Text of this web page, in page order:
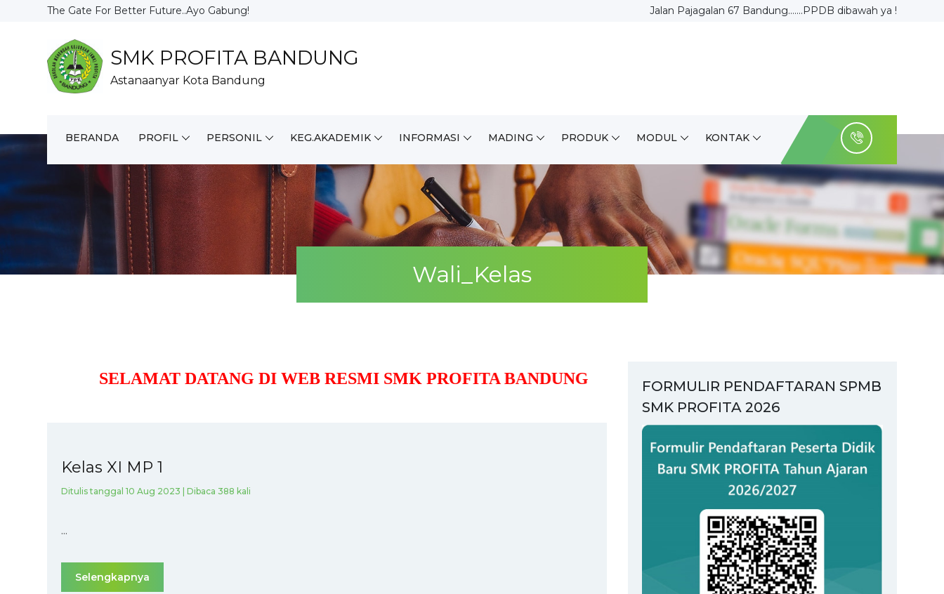
The Gate For Better Future..Ayo Gabung! Jalan Pajagalan 67 Bandung.......PPDB dibawah ya !
SMK PROFITA BANDUNG
Astanaanyar Kota Bandung
BERANDA PROFIL PERSONIL KEG.AKADEMIK INFORMASI MADING PRODUK MODUL KONTAK
Wali_Kelas
SELAMAT DATANG DI WEB RESMI SMK PROFITA BANDUNG
Kelas XI MP 1
Ditulis tanggal 10 Aug 2023 | Dibaca 388 kali
...
Selengkapnya
FORMULIR PENDAFTARAN SPMB
SMK PROFITA 2026